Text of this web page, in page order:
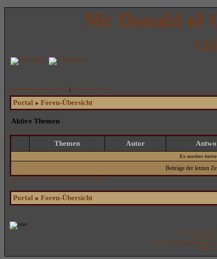
Mc Donald of
Anmelden Registrieren
Unbeantwortete Themen | Aktive Themen
Portal » Foren-Übersicht
Aktive Themen
Themen Autor
Es wurden
Beiträge der letzten
Seite 1 von 1 [ Die Suche ergab 0 Treffer ]
Portal » Foren-Übersicht
Powered by phpBB
Deutsche
Chronicles phpBB2 theme by
With